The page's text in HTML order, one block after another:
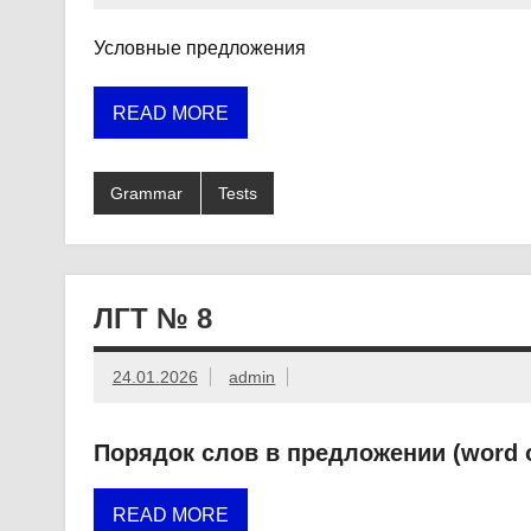
Условные предложения
READ MORE
Grammar Tests
ЛГТ № 8
24.01.2026 admin
Порядок слов в предложении (word
READ MORE